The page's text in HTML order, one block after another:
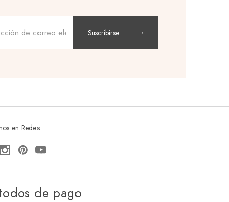
de
Suscribirse
en Redes
de pago